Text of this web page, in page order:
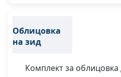
Облицовка
на зид
Комплект за